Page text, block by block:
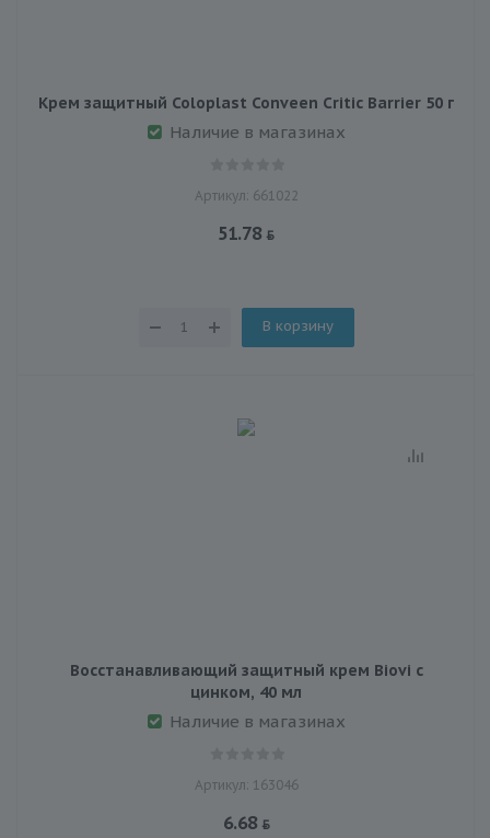
Крем защитный Coloplast Conveen Critic Barrier 50 г
Наличие в магазинах
Артикул: 661022
51.78
В корзину
Восстанавливающий защитный крем Biovi с
цинком, 40 мл
Наличие в магазинах
Артикул: 163046
6.68